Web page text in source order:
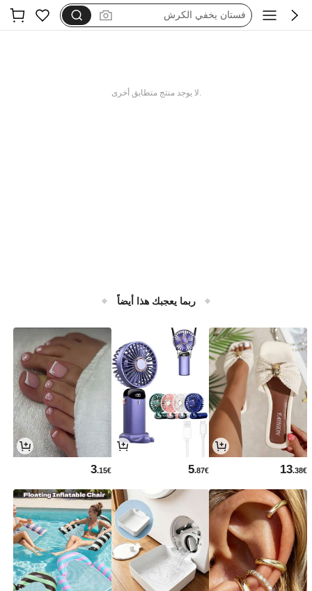
فستان يخفي الكرش
.لا يوجد منتج متطابق أخرى
ربما يعجبك هذا أيضاً
13.38€
5.87€
3.15€